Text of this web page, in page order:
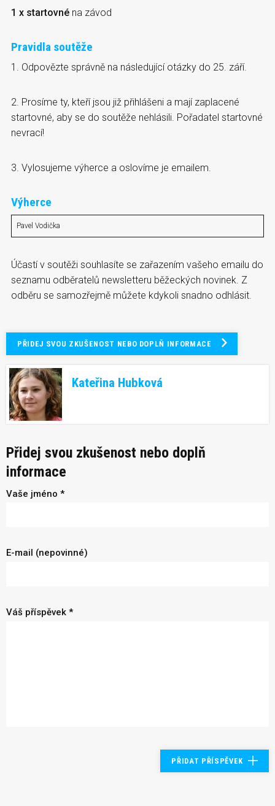
1 x startovné na závod
Pravidla soutěže
1. Odpovězte správně na následující otázky do 25. září.
2. Prosíme ty, kteří jsou již přihlášeni a mají zaplacené
startovné, aby se do soutěže nehlásili. Pořadatel startovné
nevrací!
3. Vylosujeme výherce a oslovíme je emailem.
Výherce
Pavel Vodička
Účastí v soutěži souhlasíte se zařazením vašeho emailu do
seznamu odběratelů newsletteru běžeckých novinek. Z
odběru se samozřejmě můžete kdykoli snadno odhlásit.
PŘIDEJ SVOU ZKUŠENOST NEBO DOPLŇ INFORMACE
Kateřina Hubková
Přidej svou zkušenost nebo doplň
informace
Vaše jméno *
E-mail (nepovinné)
Váš příspěvek *
PŘIDAT PŘÍSPĚVEK